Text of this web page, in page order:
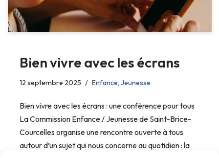
Bien vivre avec les écrans
12 septembre 2025 Enfance, Jeunesse
Bien vivre avec les écrans : une conférence pour tous
La Commission Enfance / Jeunesse de Saint-Brice-
Courcelles organise une rencontre ouverte à tous
autour d’un sujet qui nous concerne au quotidien : la